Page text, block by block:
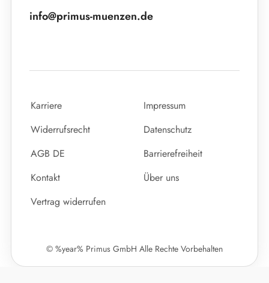
info@primus-muenzen.de
Karriere
Impressum
Widerrufsrecht
Datenschutz
AGB DE
Barrierefreiheit
Kontakt
Über uns
Vertrag widerrufen
© %year% Primus GmbH Alle Rechte Vorbehalten